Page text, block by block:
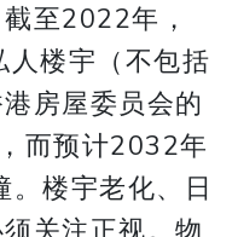
至2022年，
楼宇（不包括
房屋委员会的
而预计2032年
楼宇老化、日